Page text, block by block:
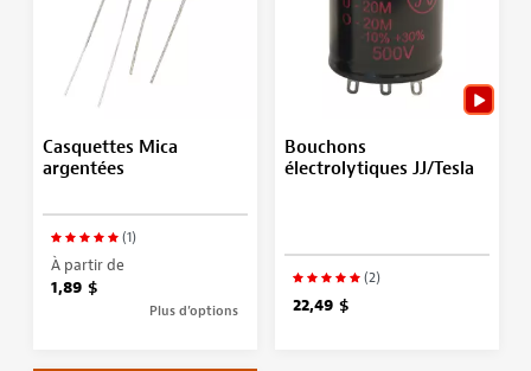
Casquettes Mica
argentées
(1)
À partir de
1,89 $
Plus d’options
Bouchons
électrolytiques JJ/Tesla
(2)
22,49 $